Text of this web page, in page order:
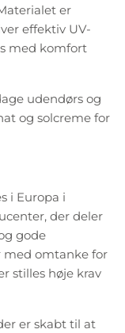
er
effektiv UV-
med komfort
udendørs og
og solcreme for
i Europa i
der deler
gode
med omtanke for
stilles høje krav
er skabt til at